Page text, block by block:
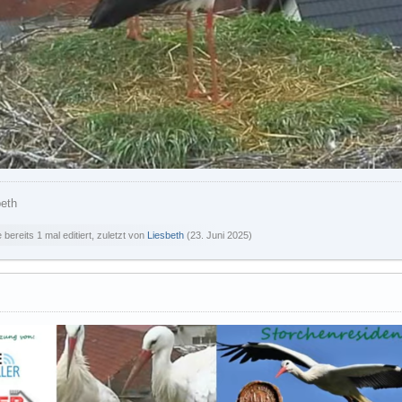
bereits 1 mal editiert, zuletzt von Liesbeth (23. Juni 2025)